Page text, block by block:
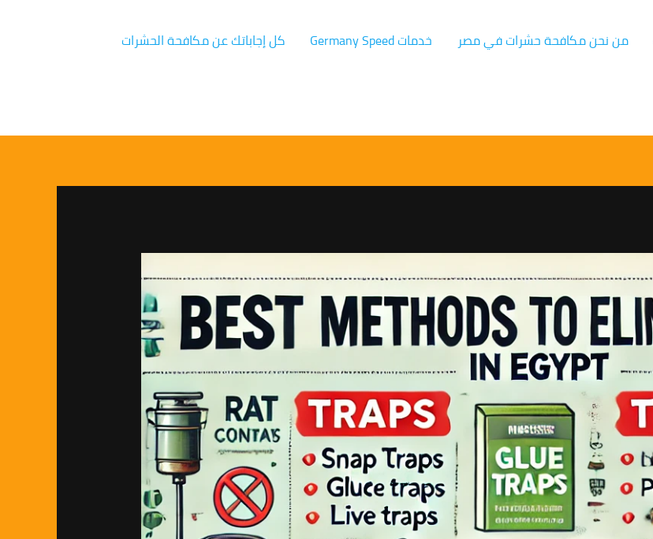
من نحن مكافحة حشرات في مصر خدمات Germany Speed كل إجاباتك عن مكافحة الحشرات